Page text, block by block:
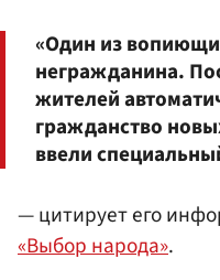
«Один из
негражданина.
жителей
гражданство
ввели
— цитирует его
«Выбор народа».